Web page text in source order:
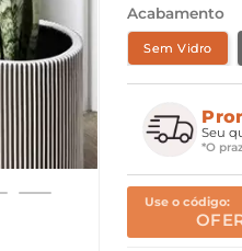
Acabamento
Sem Vidro
Seu
*O
Use o código: